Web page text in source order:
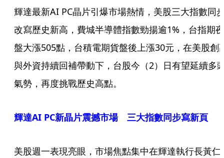
輝達最新AI PC晶片引爆市場熱情，美股三大指數同
改寫歷史新高，費城半導體指數勁揚逾1%，台指期夜
盤大漲505點，台積電期貨盤後上漲30元，在美股創
與外資持續回補帶動下，台股今（2）日有望延續多
氣勢，再度挑戰歷史高點。
輝達AI PC新晶片震撼市場 三大指數同步寫新頁
美股週一表現亮眼，市場焦點集中在輝達執行長黃仁